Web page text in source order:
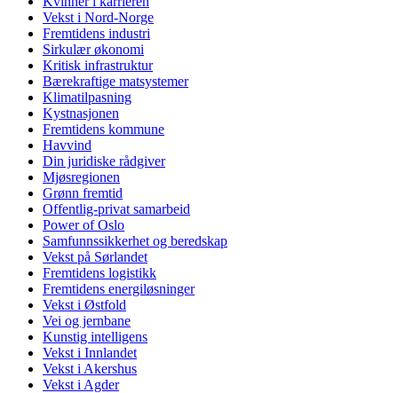
Vekst i Nord-Norge
Fremtidens industri
Sirkulær økonomi
Kritisk infrastruktur
Bærekraftige matsystemer
Klimatilpasning
Kystnasjonen
Fremtidens kommune
Havvind
Din juridiske rådgiver
Mjøsregionen
Grønn fremtid
Offentlig-privat samarbeid
Power of Oslo
Samfunnssikkerhet og beredskap
Vekst på Sørlandet
Fremtidens logistikk
Fremtidens energiløsninger
Vekst i Østfold
Vei og jernbane
Kunstig intelligens
Vekst i Innlandet
Vekst i Akershus
Vekst i Agder